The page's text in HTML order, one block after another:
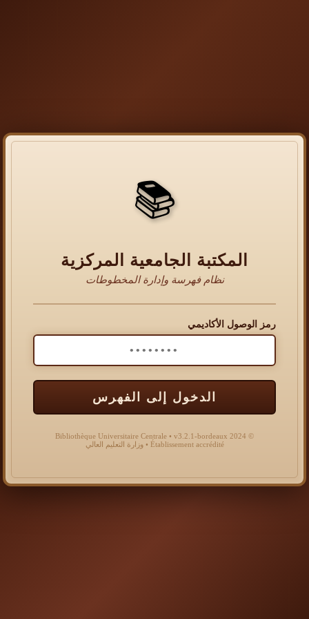
📚
المكتبة الجامعية المركزية
نظام فهرسة وإدارة المخطوطات
رمز الوصول الأكاديمي
الدخول إلى الفهرس
© 2024 Bibliothèque Universitaire Centrale • v3.2.1-bordeaux
Établissement accrédité • وزارة التعليم العالي